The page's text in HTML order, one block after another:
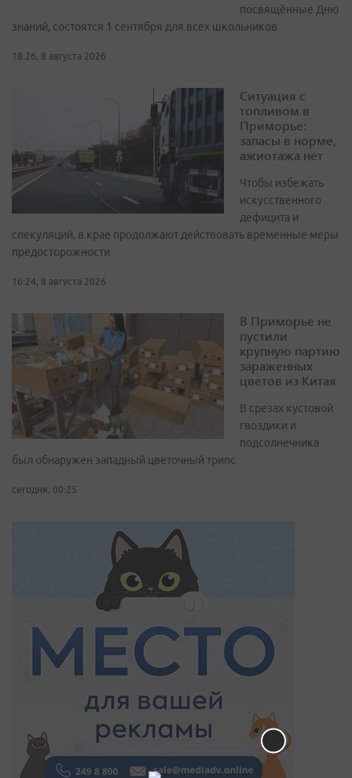
посвящённые Дню
знаний, состоятся 1 сентября для всех школьников
18:26, 8 августа 2026
Ситуация с
топливом в
Приморье:
запасы в норме,
ажиотажа нет
Чтобы избежать
искусственного
дефицита и
спекуляций, в крае продолжают действовать временные меры
предосторожности
16:24, 8 августа 2026
В Приморье не
пустили
крупную партию
зараженных
цветов из Китая
В срезах кустовой
гвоздики и
подсолнечника
был обнаружен западный цветочный трипс
сегодня, 00:25